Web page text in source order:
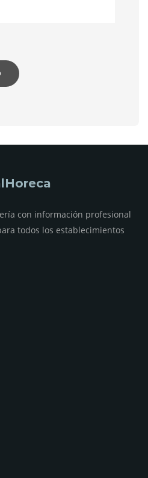
con información profesional
todos los establecimientos